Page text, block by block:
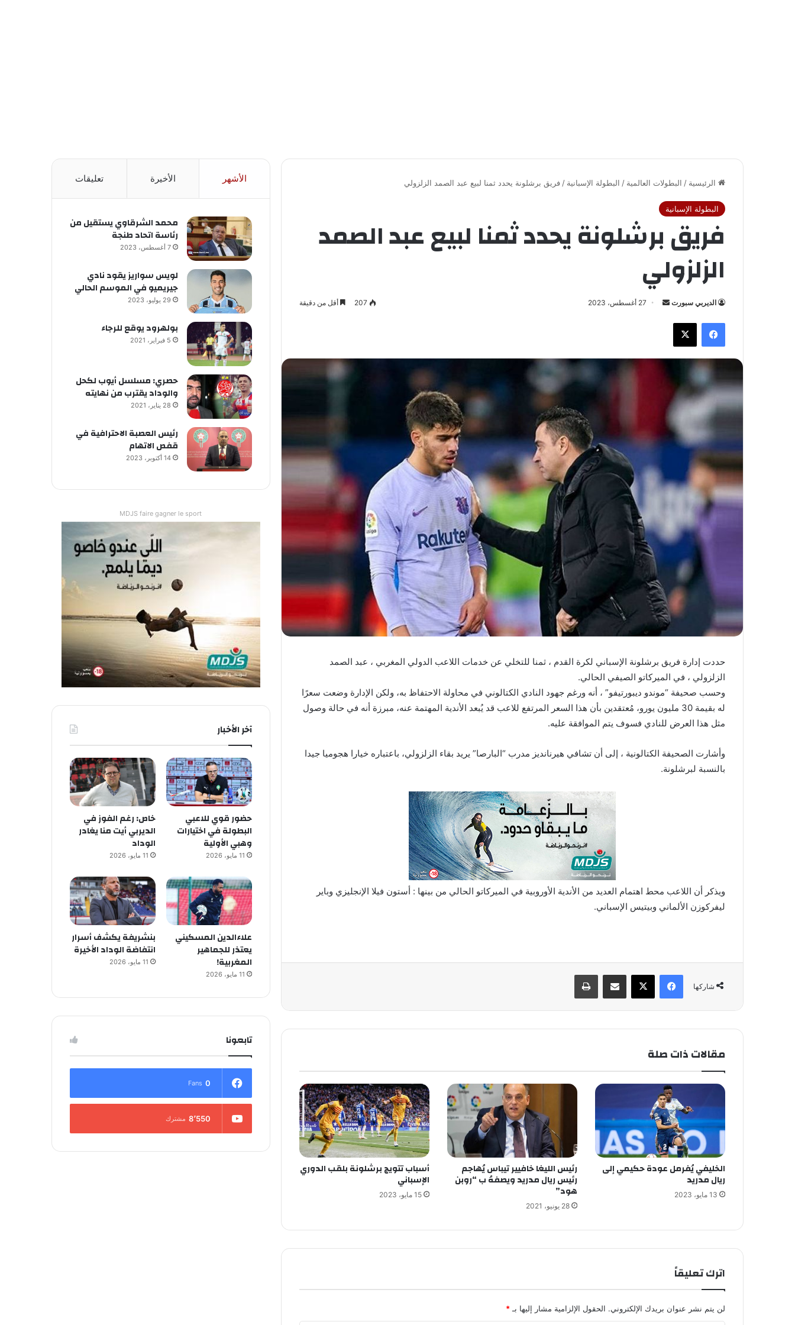
الرئيسية / البطولات العالمية / البطولة الإسبانية /فريق برشلونة يحدد ثمنا لبيع عبد الصمد الزلزولي
البطولة الإسبانية
فريق برشلونة يحدد ثمنا لبيع عبد الصمد
الزلزولي
الديربي سبورت
ب
ل
ت
ر
ا
27 أغسطس، 2023 207 أقل من دقيقة
فيسبوك
حددت إدارة فريق برشلونة الإسباني لكرة القدم ، ثمنا للتخلي عن خدمات اللاعب الدولي المغربي ، عبد الصمد
الزلزولي ، في الميركاتو الصيفي الحالي.
وحسب صحيفة “موندو ديبورتيفو” ، أنه ورغم جهود النادي الكتالوني في محاولة الاحتفاظ به، ولكن الإدارة وضعت سعرًا
له بقيمة 30 مليون يورو، مُعتقدين بأن هذا السعر المرتفع للاعب قد يُبعد الأندية المهتمة عنه، مبرزة أنه في حالة وصول
مثل هذا العرض للنادي فسوف يتم الموافقة عليه.
وأشارت الصحيفة الكتالونية ، إلى أن تشافي هيرنانديز مدرب “البارصا” يريد بقاء الزلزولي، باعتباره خيارا هجوميا جيدا
بالنسبة لبرشلونة.
ويذكر أن اللاعب محط اهتمام العديد من الأندية الأوروبية في الميركاتو الحالي من بينها : أستون فيلا الإنجليزي وباير
ليفركوزن الألماني وبيتيس الإسباني.
شاركها
فيسبوك
مقالات ذات صلة
الخليفي يُفرمل عودة حكيمي إلى
ريال مدريد
13 مايو، 2023
رئيس الليغا خافيير تيباس يُهاجم
رئيس ريال مدريد ويصفهُ ب “روبن
هود”
28 يونيو، 2021
أسباب تتويج برشلونة بلقب الدوري
الإسباني
15 مايو، 2023
اترك تعليقاً
لن يتم نشر عنوان بريدك الإلكتروني. الحقول الإلزامية مشار إليها بـ *
الأشهر الأخيرة تعليقات
محمد الشرقاوي يستقيل من
رئاسة اتحاد طنجة
7 أغسطس، 2023
لويس سواريز يقود نادي
جيريميو في الموسم الحالي
29 يوليو، 2023
بولهرود يوقع للرجاء
5 فبراير، 2021
حصري: مسلسل أيوب لكحل
والوداد يقترب من نهايته
28 يناير، 2021
رئيس العصبة الاحترافية في
قفص الاتهام
14 أكتوبر، 2023
MDJS faire gagner le sport
آخر الأخبار
حضور قوي للاعبي
البطولة في اختيارات
وهبي الأولية
11 مايو، 2026
خاص: رغم الفوز في
الديربي أيت منا يغادر
الوداد
11 مايو، 2026
علاءالدين المسكيني
يعتذر للجماهير
المغربية!
11 مايو، 2026
بنشريفة يكشف أسرار
انتفاضة الوداد الأخيرة
11 مايو، 2026
تابعونا
0
Fans
8٬550 مشترك